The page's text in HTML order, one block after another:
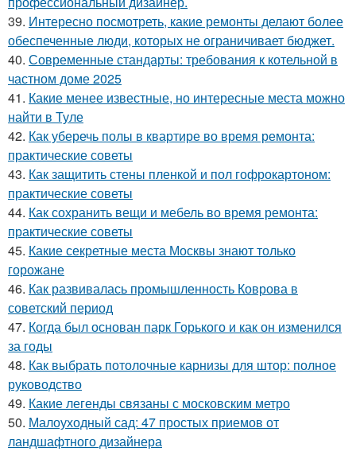
39. Интересно посмотреть, какие ремонты делают более
обеспеченные люди, которых не ограничивает бюджет.
40. Современные стандарты: требования к котельной в
частном доме 2025
41. Какие менее известные, но интересные места можно
найти в Туле
42. Как уберечь полы в квартире во время ремонта:
практические советы
43. Как защитить стены пленкой и пол гофрокартоном:
практические советы
44. Как сохранить вещи и мебель во время ремонта:
практические советы
45. Какие секретные места Москвы знают только
горожане
46. Как развивалась промышленность Коврова в
советский период
47. Когда был основан парк Горького и как он изменился
за годы
48. Как выбрать потолочные карнизы для штор: полное
руководство
49. Какие легенды связаны с московским метро
50. Малоуходный сад: 47 простых приемов от
ландшафтного дизайнера